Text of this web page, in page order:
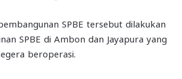
SPBE tersebut dilakukan
SPBE di Ambon dan Jayapura yang
beroperasi.